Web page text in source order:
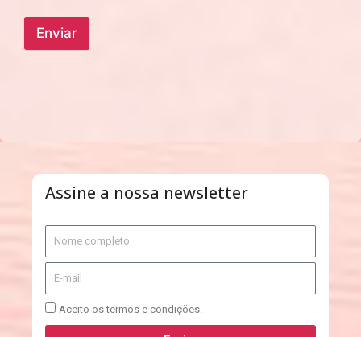
Enviar
Assine a nossa newsletter
Aceito os termos e condições.